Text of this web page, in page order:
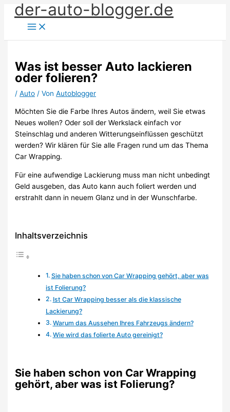
Zum
Inhalt
springen
der-auto-blogger.de
Was ist besser Auto lackieren
oder folieren?
/Auto / VonAutoblogger
Möchten Sie die Farbe Ihres Autos ändern, weil Sie etwas
Neues wollen? Oder soll der Werkslack einfach vor
Steinschlag und anderen Witterungseinflüssen geschützt
werden? Wir klären für Sie alle Fragen rund um das Thema
Car Wrapping.
Für eine aufwendige Lackierung muss man nicht unbedingt
Geld ausgeben, das Auto kann auch foliert werden und
erstrahlt dann in neuem Glanz und in der Wunschfarbe.
Inhaltsverzeichnis
Sie haben schon von Car Wrapping gehört, aber was
ist Folierung?
Ist Car Wrapping besser als die klassische
Lackierung?
Warum das Aussehen Ihres Fahrzeugs ändern?
Wie wird das folierte Auto gereinigt?
Sie haben schon von Car Wrapping
gehört, aber was ist Folierung?